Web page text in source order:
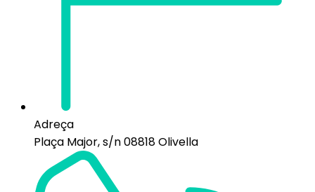
Adreça
Plaça Major, s/n 08818 Olivella